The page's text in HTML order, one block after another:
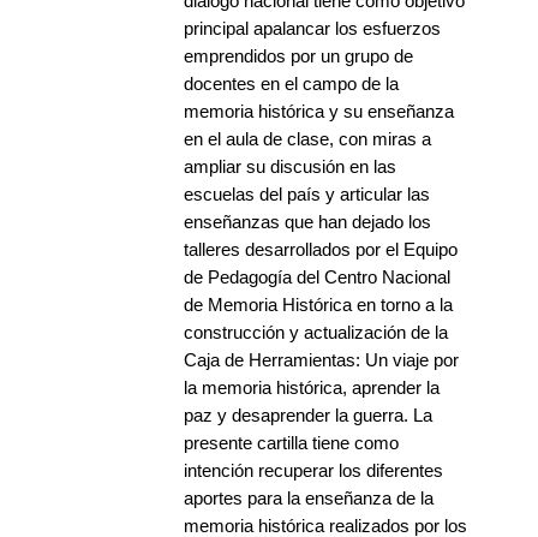
principal apalancar los esfuerzos
emprendidos por un grupo de
docentes en el campo de la
memoria histórica y su enseñanza
en el aula de clase, con miras a
ampliar su discusión en las
escuelas del país y articular las
enseñanzas que han dejado los
talleres desarrollados por el Equipo
de Pedagogía del Centro Nacional
de Memoria Histórica en torno a la
construcción y actualización de la
Caja de Herramientas: Un viaje por
la memoria histórica, aprender la
paz y desaprender la guerra. La
presente cartilla tiene como
intención recuperar los diferentes
aportes para la enseñanza de la
memoria histórica realizados por los